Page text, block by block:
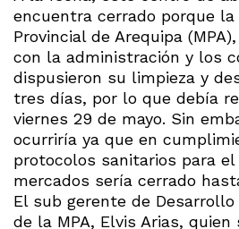
encuentra cerrado porque la
Provincial de Arequipa
con la administración y los
dispusieron su limpieza y
tres días, por lo que debía
viernes 29 de mayo. Sin
ocurriría ya que en
protocolos sanitarios para
mercados sería cerrado
El sub gerente de
de la MPA, Elvis Arias, quien